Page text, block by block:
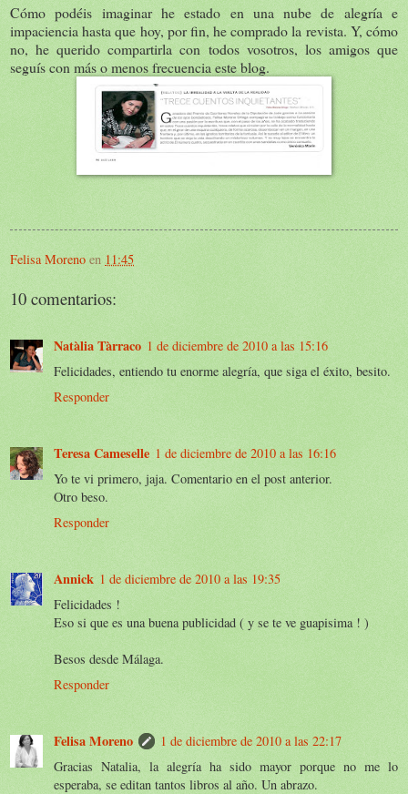
Cómo podéis imaginar he estado en una nube de alegría e
impaciencia hasta que hoy, por fin, he comprado la revista. Y, cómo
no, he querido compartirla con todos vosotros, los amigos que
seguís con más o menos frecuencia este blog.
Felisa Moreno en 11:45
10 comentarios:
Natàlia Tàrraco 1 de diciembre de 2010 a las 15:16
Felicidades, entiendo tu enorme alegría, que siga el éxito, besito.
Responder
Teresa Cameselle 1 de diciembre de 2010 a las 16:16
Yo te vi primero, jaja. Comentario en el post anterior.
Otro beso.
Responder
Annick 1 de diciembre de 2010 a las 19:35
Felicidades !
Eso si que es una buena publicidad ( y se te ve guapisima ! )
Besos desde Málaga.
Responder
Felisa Moreno
1 de diciembre de 2010 a las 22:17
Gracias Natalia, la alegría ha sido mayor porque no me lo
esperaba, se editan tantos libros al año. Un abrazo.